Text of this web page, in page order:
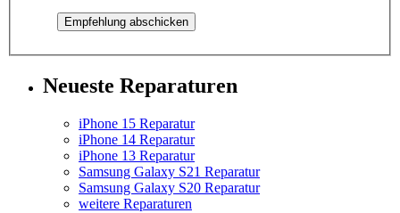
Neueste Reparaturen
iPhone 15 Reparatur
iPhone 14 Reparatur
iPhone 13 Reparatur
Samsung Galaxy S21 Reparatur
Samsung Galaxy S20 Reparatur
weitere Reparaturen